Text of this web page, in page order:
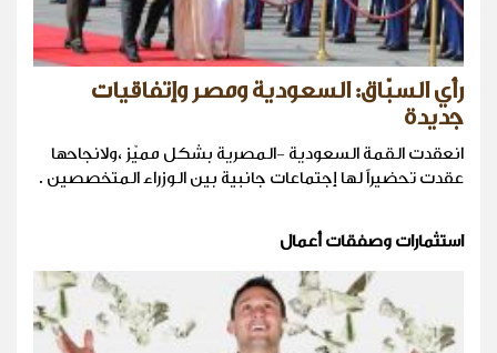
رأي السبّاق: السعودية ومصر وإتفاقيات
جديدة
انعقدت القمة السعودية -المصرية بشكل مميّز ،ولانجاحها
عقدت تحضيراً لها إجتماعات جانبية بين الوزراء المتخصصين .
استثمارات وصفقات أعمال